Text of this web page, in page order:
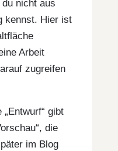
nicht aus
kennst. Hier ist
Arbeit
zugreifen
gibt
die
im Blog